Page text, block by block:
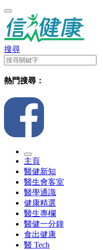
搜尋
熱門搜尋：
主頁
醫健新知
醫生會客室
醫學通識
健康精選
醫生專欄
醫健一分鐘
食出健康
醫 Tech